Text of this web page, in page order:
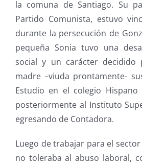
la comuna de Santiago. Su
Partido Comunista, estuvo
durante la persecución de
pequeña Sonia tuvo una
social y un carácter decidido
madre –viuda prontamente-
Estudio en el colegio Hispano
posteriormente al Instituto
egresando de Contadora.
Luego de trabajar para el
no toleraba al abuso laboral,